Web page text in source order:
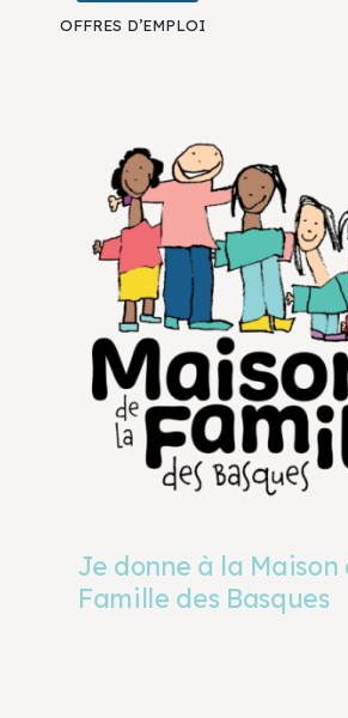
OFFRES D’EMPLOI
Je donne à la Maison
Famille des Basques